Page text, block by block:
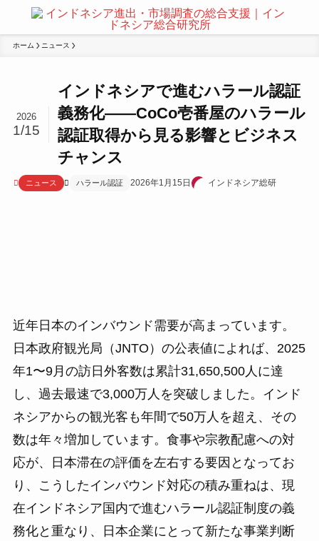
ホーム ニュース
インドネシアで進むハラール認証
義務化――CoCo壱番屋のハラール
認証取得から見る影響とビジネス
チャンス
2026
1/15
ニュース ハラール認証 2026年1月15日 インドネシア総研
近年日本のインバウンド需要が高まっています。
日本政府観光局（JNTO）の公表値によれば、2025
年1〜9月の訪日外客数は累計31,650,500人に達
し、過去最速で3,000万人を突破しました。インド
ネシアからの観光客も年間で50万人を超え、その
数は年々増加しています。食事や宗教配慮への対
応が、日本滞在の評価を左右する要因となってお
り、こうしたインバウンド対応の積み重ねは、現
在インドネシア国内で進むハラール認証制度の義
務化と重なり、日本企業にとって新たな事業判断